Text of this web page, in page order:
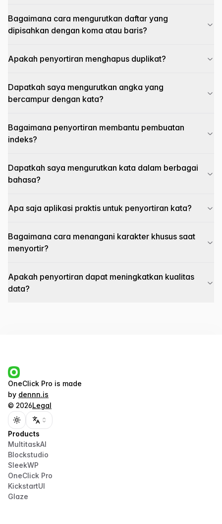
Bagaimana cara mengurutkan daftar yang
dipisahkan dengan koma atau baris?
Apakah penyortiran menghapus duplikat?
Dapatkah saya mengurutkan angka yang
bercampur dengan kata?
Bagaimana penyortiran membantu pembuatan
indeks?
Dapatkah saya mengurutkan kata dalam berbagai
bahasa?
Apa saja aplikasi praktis untuk penyortiran kata?
Bagaimana cara menangani karakter khusus saat
menyortir?
Apakah penyortiran dapat meningkatkan kualitas
data?
OneClick Pro is made
by dennn.is
© 2026Legal
Toggle theme
Products
MultitaskAI
Blockstudio
SleekWP
OneClick Pro
KickstartUI
Glaze